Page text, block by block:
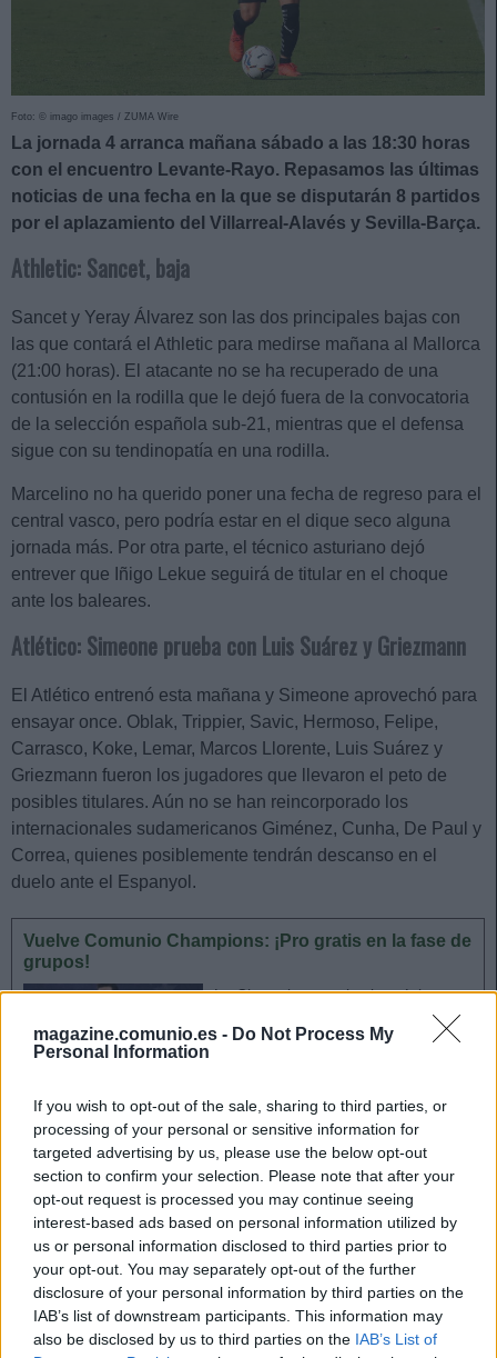
magazine.comunio.es - Do Not Process My
Personal Information
If you wish to opt-out of the sale, sharing to third parties, or
processing of your personal or sensitive information for
targeted advertising by us, please use the below opt-out
section to confirm your selection. Please note that after your
opt-out request is processed you may continue seeing
interest-based ads based on personal information utilized by
us or personal information disclosed to third parties prior to
your opt-out. You may separately opt-out of the further
disclosure of your personal information by third parties on the
IAB’s list of downstream participants. This information may
also be disclosed by us to third parties on the IAB’s List of
Foto: © imago images / ZUMA Wire
La jornada 4 arranca mañana sábado a las 18:30 horas
con el encuentro Levante-Rayo. Repasamos las últimas
noticias de una fecha en la que se disputarán 8 partidos
por el aplazamiento del Villarreal-Alavés y Sevilla-Barça.
Athletic: Sancet, baja
Sancet y Yeray Álvarez son las dos principales bajas con
las que contará el Athletic para medirse mañana al Mallorca
(21:00 horas). El atacante no se ha recuperado de una
contusión en la rodilla que le dejó fuera de la convocatoria
de la selección española sub-21, mientras que el defensa
sigue con su tendinopatía en una rodilla.
Marcelino no ha querido poner una fecha de regreso para el
central vasco, pero podría estar en el dique seco alguna
jornada más. Por otra parte, el técnico asturiano dejó
entrever que Iñigo Lekue seguirá de titular en el choque
ante los baleares.
Atlético: Simeone prueba con Luis Suárez y Griezmann
El Atlético entrenó esta mañana y Simeone aprovechó para
ensayar once. Oblak, Trippier, Savic, Hermoso, Felipe,
Carrasco, Koke, Lemar, Marcos Llorente, Luis Suárez y
Griezmann fueron los jugadores que llevaron el peto de
posibles titulares. Aún no se han reincorporado los
internacionales sudamericanos Giménez, Cunha, De Paul y
Correa, quienes posiblemente tendrán descanso en el
duelo ante el Espanyol.
Vuelve Comunio Champions: ¡Pro gratis en la fase de
grupos!
La Champions vuelve la próxima
semana y en Comunio Champions
hay una oferta muy especial. Si
disfrutar de las ventajas Pro Player
gratis durante toda la fase de
grupos.
Cádiz: Cervera descarta prácticamente a Alarcón como
titular
Álvaro Cervera repasó la actualidad de su equipo y
recapituló las bajas con las que contará para el partido ante